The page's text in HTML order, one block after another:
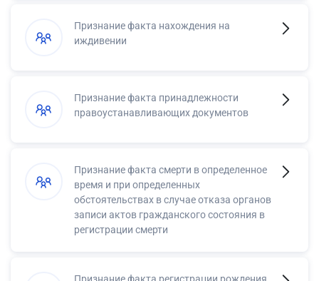
Признание факта нахождения на
иждивении
Признание факта принадлежности
правоустанавливающих документов
Признание факта смерти в определенное
время и при определенных
обстоятельствах в случае отказа органов
записи актов гражданского состояния в
регистрации смерти